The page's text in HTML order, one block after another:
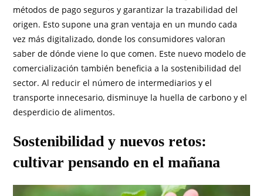
métodos de pago seguros y garantizar la trazabilidad del
origen. Esto supone una gran ventaja en un mundo cada
vez más digitalizado, donde los consumidores valoran
saber de dónde viene lo que comen. Este nuevo modelo de
comercialización también beneficia a la sostenibilidad del
sector. Al reducir el número de intermediarios y el
transporte innecesario, disminuye la huella de carbono y el
desperdicio de alimentos.
Sostenibilidad y nuevos retos:
cultivar pensando en el mañana